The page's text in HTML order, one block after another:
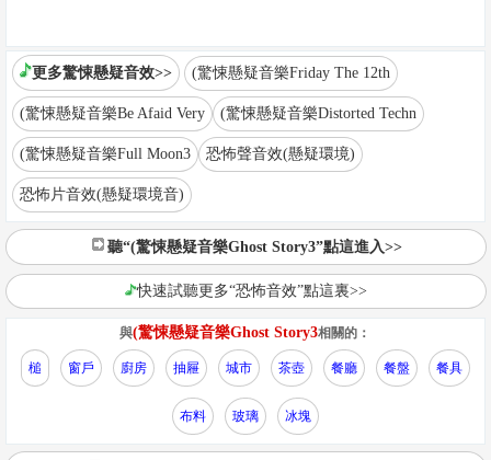
更多驚悚懸疑音效>> (驚悚懸疑音樂Friday The 12th
(驚悚懸疑音樂Be Afaid Very (驚悚懸疑音樂Distorted Techn
(驚悚懸疑音樂Full Moon3 恐怖聲音效(懸疑環境)
恐怖片音效(懸疑環境音)
聽“(驚悚懸疑音樂Ghost Story3”點這進入>>
快速試聽更多“恐怖音效”點這裏>>
與(驚悚懸疑音樂Ghost Story3相關的：
槌 窗戶 廚房 抽屜 城市 茶壺 餐廳 餐盤 餐具
布料 玻璃 冰塊